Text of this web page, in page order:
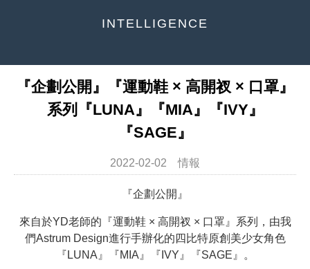
INTELLIGENCE
『企劃公開』『運動鞋 × 高開衩 × 口罩』
系列『LUNA』『MIA』『IVY』
『SAGE』
2022-02-02 情報
『企劃公開』
來自於YD老師的『運動鞋 × 高開衩 × 口罩』系列，由我
們Astrum Design進行手辦化的四比特原創美少女角色
『LUNA』『MIA』『IVY』『SAGE』。